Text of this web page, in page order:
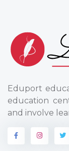
Eduport
education
and involve